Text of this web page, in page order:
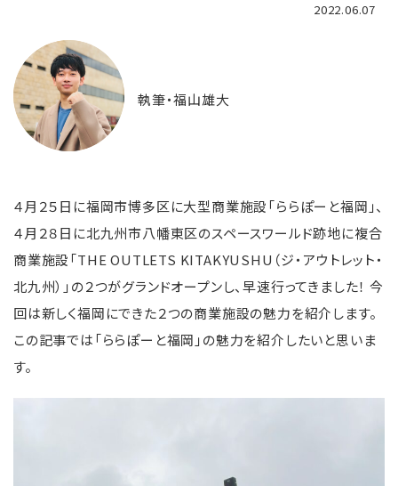
2022.06.07
執筆・福山雄大
４月２５日に福岡市博多区に大型商業施設「ららぽーと福岡」、
４月２８日に北九州市八幡東区のスペースワールド跡地に複合
商業施設「THE OUTLETS KITAKYUSHU（ジ・アウトレット・
北九州）」の２つがグランドオープンし、早速行ってきました！ 今
回は新しく福岡にできた２つの商業施設の魅力を紹介します。
この記事では「ららぽーと福岡」の魅力を紹介したいと思いま
す。